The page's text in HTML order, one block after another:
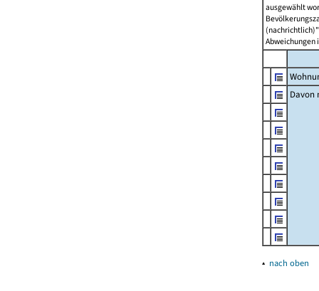
ausgewählt
Abweichungen
Davon
▴ nach oben